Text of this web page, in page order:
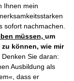
Ihnen mein
sofort nachmachen.
müssen, um
können, wie mir
Denken Sie daran:
Ausbildung als
dass er